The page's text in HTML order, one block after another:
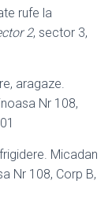
rufe la
2, sector 3,
aragaze.
Nr 108,
Micadan
Nr 108, Corp B,